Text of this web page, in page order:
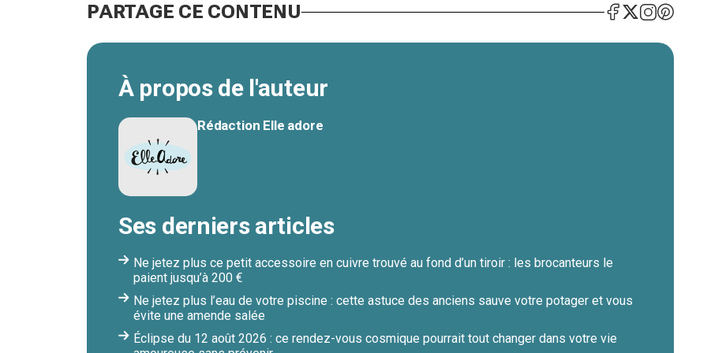
PARTAGE CE CONTENU
À propos de l'auteur
Rédaction Elle adore
Ses derniers articles
Ne jetez plus ce petit accessoire en cuivre trouvé au fond d’un tiroir : les brocanteurs le
paient jusqu’à 200 €
Ne jetez plus l’eau de votre piscine : cette astuce des anciens sauve votre potager et vous
évite une amende salée
Éclipse du 12 août 2026 : ce rendez-vous cosmique pourrait tout changer dans votre vie